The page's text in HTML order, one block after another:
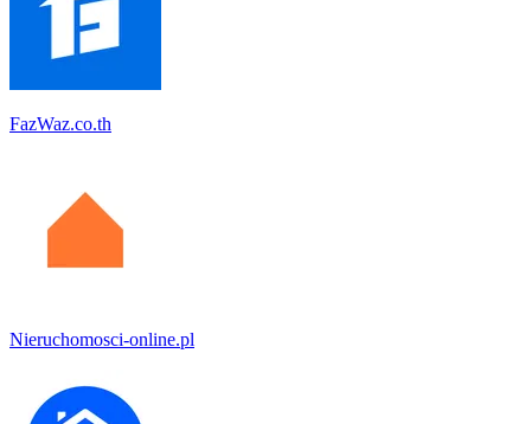
FazWaz.co.th
Nieruchomosci-online.pl